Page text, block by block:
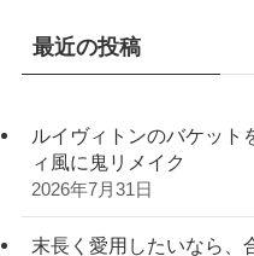
最近の投稿
ルイヴィトンのバケット
ィ風に鬼リメイク
2026年7月31日
末長く愛用したいなら、